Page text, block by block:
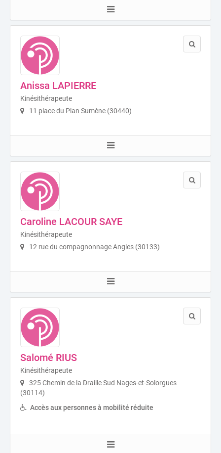
Anissa LAPIERRE
Kinésithérapeute
11 place du Plan Sumène (30440)
Caroline LACOUR SAYE
Kinésithérapeute
12 rue du compagnonnage Angles (30133)
Salomé RIUS
Kinésithérapeute
325 Chemin de la Draille Sud Nages-et-Solorgues
(30114)
Accès aux personnes à mobilité réduite